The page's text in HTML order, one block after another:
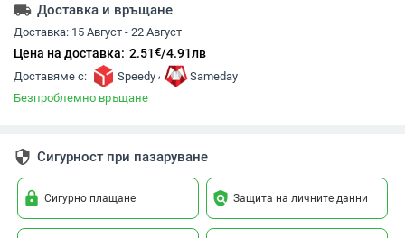
local_shipping Доставка и връщане
Доставка: 15 Август - 22 Август
Цена на доставка: 2.51€/4.91лв
Доставяме с: Speedy ,
Sameday
Безпроблемно връщане
security Сигурност при пазаруване
lock Сигурно плащане policy Защита на личните данни